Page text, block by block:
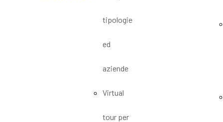
tipologie
ed
aziende
Virtual
tour per